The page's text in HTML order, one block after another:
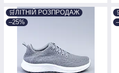
🛒ЛІТНІЙ РОЗПРОДАЖ
–25%